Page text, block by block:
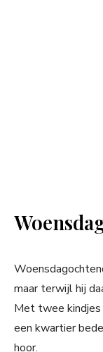
maar terwijl hij
Met twee kindjes
een kwartier
hoor.